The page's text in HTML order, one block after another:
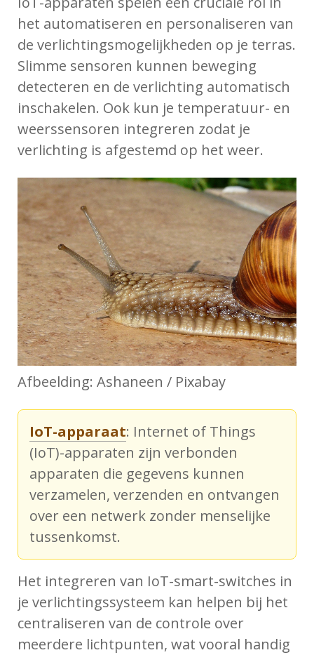
het automatiseren en personaliseren van
de verlichtingsmogelijkheden op je terras.
Slimme sensoren kunnen beweging
detecteren en de verlichting automatisch
inschakelen. Ook kun je temperatuur- en
weerssensoren integreren zodat je
verlichting is afgestemd op het weer.
Afbeelding: Ashaneen / Pixabay
IoT-apparaat: Internet of Things
(IoT)-apparaten zijn verbonden
apparaten die gegevens kunnen
verzamelen, verzenden en ontvangen
over een netwerk zonder menselijke
tussenkomst.
Het integreren van IoT-smart-switches in
je verlichtingssysteem kan helpen bij het
centraliseren van de controle over
meerdere lichtpunten, wat vooral handig